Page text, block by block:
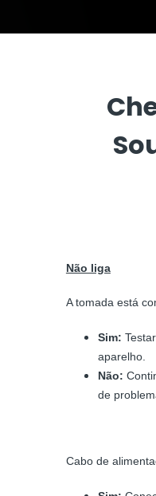
Não liga
A tomada está
Sim:
aparelho.
Não:
de
Cabo de